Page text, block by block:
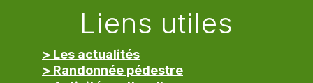
Liens utiles
> Les actualités
> Randonnée pédestre